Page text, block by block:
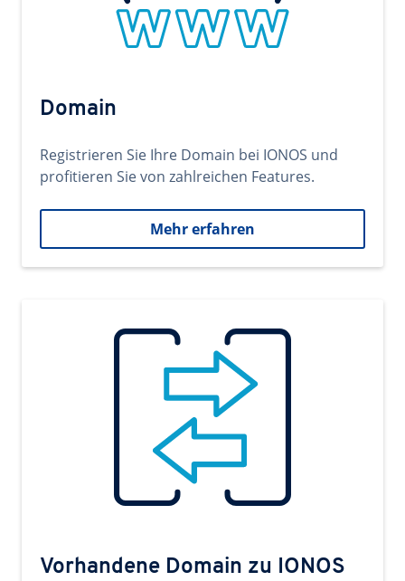
Domain
Registrieren Sie Ihre Domain bei IONOS und
profitieren Sie von zahlreichen Features.
Mehr erfahren
Vorhandene Domain zu IONOS